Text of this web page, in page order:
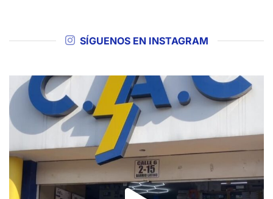
SÍGUENOS EN INSTAGRAM